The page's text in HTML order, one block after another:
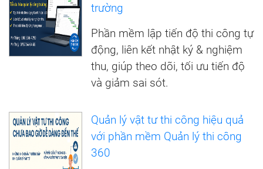
trường
Phần mềm lập tiến độ thi công tự
động, liên kết nhật ký & nghiệm
thu, giúp theo dõi, tối ưu tiến độ
và giảm sai sót.
Quản lý vật tư thi công hiệu quả
với phần mềm Quản lý thi công
360